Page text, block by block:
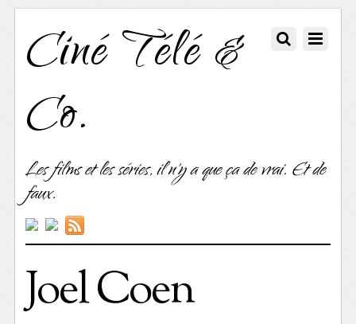
Ciné Télé &
Co.
Les films et les séries, il n'y a que ça de vrai. Et de
faux.
Joel Coen